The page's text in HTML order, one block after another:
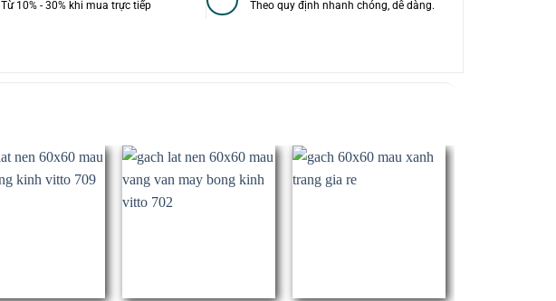
Từ 10% - 30% khi mua trực tiếp Theo quy định nhanh chóng, dễ dàng.